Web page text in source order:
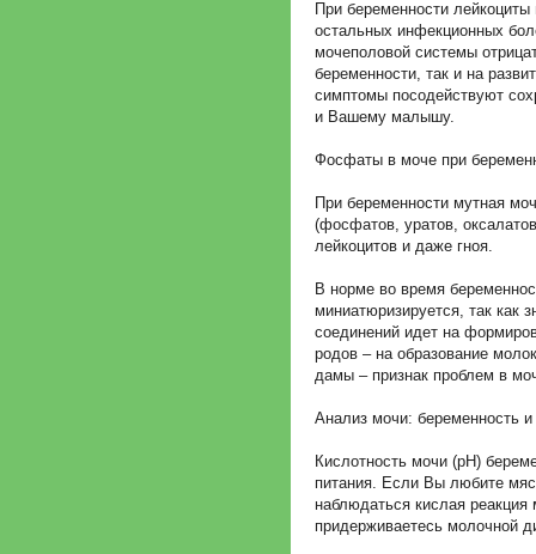
При беременности
остальных инфекционных
мочеполовой системы
беременности, так и на
симптомы посодействуют
и Вашему малышу.
Фосфаты в моче при
При беременности мутная
(фосфатов, уратов,
лейкоцитов и даже гноя.
В норме во время
миниатюризируется, так как
соединений идет на
родов – на образование
дамы – признак проблем в
Анализ мочи: беременность
Кислотность мочи (рН)
питания. Если Вы любите
наблюдаться кислая
придерживаетесь молочной